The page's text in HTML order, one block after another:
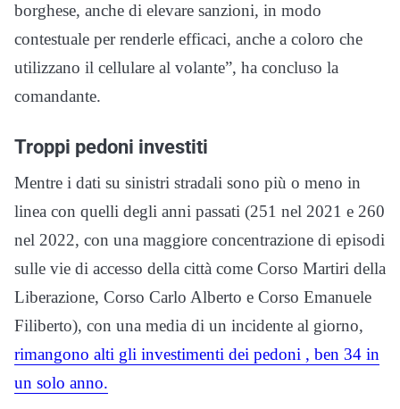
borghese, anche di elevare sanzioni, in modo
contestuale per renderle efficaci, anche a coloro che
utilizzano il cellulare al volante”, ha concluso la
comandante.
Troppi pedoni investiti
Mentre i dati su sinistri stradali sono più o meno in
linea con quelli degli anni passati (251 nel 2021 e 260
nel 2022, con una maggiore concentrazione di episodi
sulle vie di accesso della città come Corso Martiri della
Liberazione, Corso Carlo Alberto e Corso Emanuele
Filiberto), con una media di un incidente al giorno,
rimangono alti gli investimenti dei pedoni , ben 34 in
un solo anno.